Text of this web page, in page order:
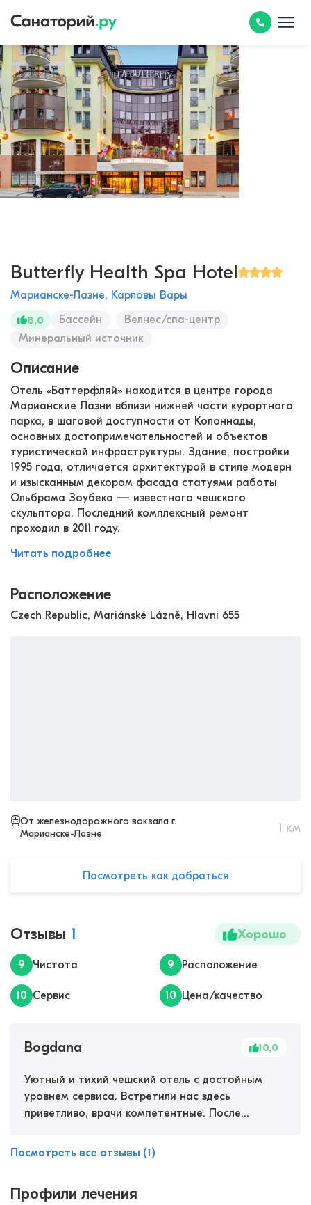
Butterfly Health Spa Hotel
Марианске-Лазне, Карловы Вары
8,0
Бассейн
Велнес/спа-центр
Минеральный источник
Описание
Отель «Баттерфляй» находится в центре города
Марианские Лазни вблизи нижней части курортного
парка, в шаговой доступности от Колоннады,
основных достопримечательностей и объектов
туристической инфраструктуры. Здание, постройки
1995 года, отличается архитектурой в стиле модерн
и изысканным декором фасада статуями работы
Ольбрама Зоубека — известного чешского
скульптора. Последний комплексный ремонт
проходил в 2011 году.
Читать подробнее
Расположение
Czech Republic, Mariánské Lázně, Hlavni 655
От железнодорожного вокзала г.
Марианске-Лазне
1 км
Посмотреть как добраться
Отзывы 1 Хорошо
9 Чистота 9 Расположение
10 Сервис 10 Цена/качество
Bogdana 10,0
Уютный и тихий чешский отель с достойным
уровнем сервиса. Встретили нас здесь
приветливо, врачи компетентные. После
которые добывают из ближайших источников.
Отличные сеансы физиотерапии, комфортный
Ходили играть в гольф за территорию отеля, по
Посмотреть все отзывы (1)
Профили лечения